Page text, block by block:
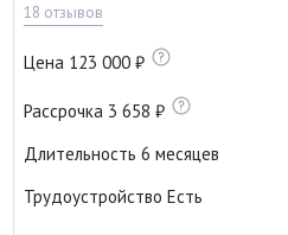
18 отзывов
Цена 123 000
Рассрочка 3 658
Длительность 6 месяцев
Трудоустройство Есть